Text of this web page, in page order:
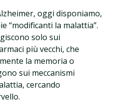
oggi disponiamo,
“modificanti la malattia”.
solo sui
più vecchi, che
la memoria o
sui meccanismi
cercando